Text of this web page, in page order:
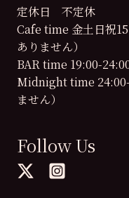
定休日 不定休
Cafe time 金土日祝
ありません）
BAR time 19:00-
Midnight time 24:00-
ません）
Follow Us